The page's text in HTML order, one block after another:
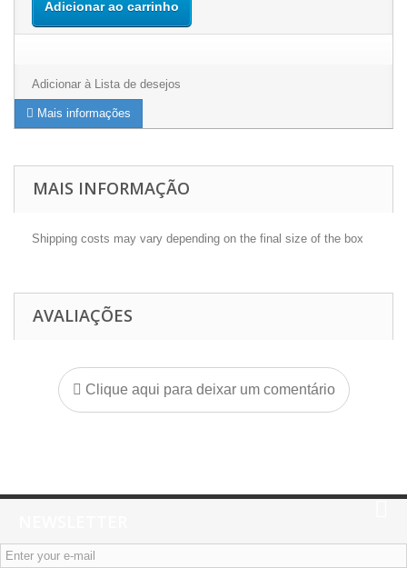
Adicionar ao carrinho
Adicionar à Lista de desejos
Mais informações
MAIS INFORMAÇÃO
Shipping costs may vary depending on the final size of the box
AVALIAÇÕES
Clique aqui para deixar um comentário